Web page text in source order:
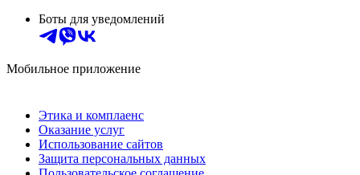
Боты для уведомлений
Мобильное приложение
Этика и комплаенс
Оказание услуг
Использование сайтов
Защита персональных данных